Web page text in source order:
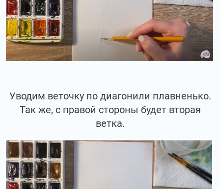
Уводим веточку по диагонили плавненько.
Так же, с правой стороны будет вторая
ветка.